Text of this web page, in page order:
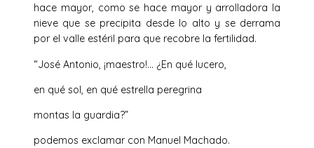
hace mayor, como se hace mayor y arrolladora la
nieve que se precipita desde lo alto y se derrama
por el valle estéril para que recobre la fertilidad.
“José Antonio, ¡maestro!… ¿En qué lucero,
en qué sol, en qué estrella peregrina
montas la guardia?”
podemos exclamar con Manuel Machado.